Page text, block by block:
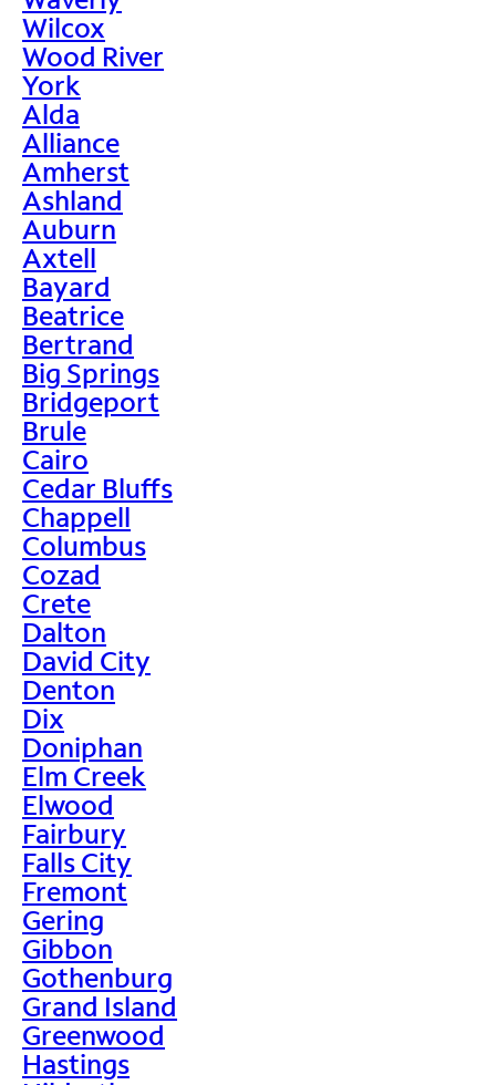
Wilcox
Wood River
York
Alda
Alliance
Amherst
Ashland
Auburn
Axtell
Bayard
Beatrice
Bertrand
Big Springs
Bridgeport
Brule
Cairo
Cedar Bluffs
Chappell
Columbus
Cozad
Crete
Dalton
David City
Denton
Dix
Doniphan
Elm Creek
Elwood
Fairbury
Falls City
Fremont
Gering
Gibbon
Gothenburg
Grand Island
Greenwood
Hastings